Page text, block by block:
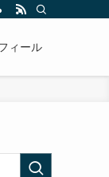
ィール